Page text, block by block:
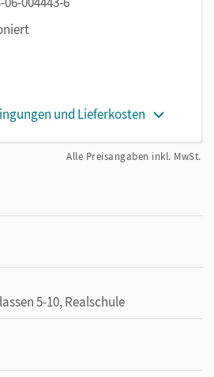
und Lieferkosten
Alle Preisangaben inkl. MwSt.
5-10, Realschule